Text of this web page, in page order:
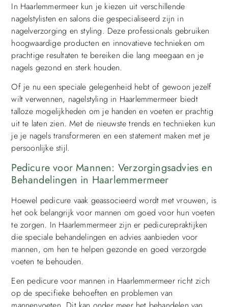
In Haarlemmermeer kun je kiezen uit verschillende
nagelstylisten en salons die gespecialiseerd zijn in
nagelverzorging en styling. Deze professionals gebruiken
hoogwaardige producten en innovatieve technieken om
prachtige resultaten te bereiken die lang meegaan en je
nagels gezond en sterk houden.
Of je nu een speciale gelegenheid hebt of gewoon jezelf
wilt verwennen, nagelstyling in Haarlemmermeer biedt
talloze mogelijkheden om je handen en voeten er prachtig
uit te laten zien. Met de nieuwste trends en technieken kun
je je nagels transformeren en een statement maken met je
persoonlijke stijl.
Pedicure voor Mannen: Verzorgingsadvies en
Behandelingen in Haarlemmermeer
Hoewel pedicure vaak geassocieerd wordt met vrouwen, is
het ook belangrijk voor mannen om goed voor hun voeten
te zorgen. In Haarlemmermeer zijn er pedicurepraktijken
die speciale behandelingen en advies aanbieden voor
mannen, om hen te helpen gezonde en goed verzorgde
voeten te behouden.
Een pedicure voor mannen in Haarlemmermeer richt zich
op de specifieke behoeften en problemen van